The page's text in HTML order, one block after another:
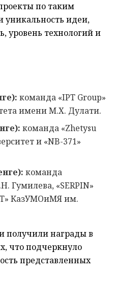
по таким
уникальность идеи,
уровень технологий и
команда «IPT Group»
имени М.Х. Дулати.
команда «Zhetysu
и «NB-371»
команда
Гумилева, «SERPIN»
КазУМОиМЯ им.
получили награды в
что подчеркнуло
представленных